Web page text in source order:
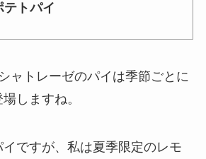
テトパイ
ャトレーゼのパイは季節ごとに
しますね。
ですが、私は夏季限定のレモ